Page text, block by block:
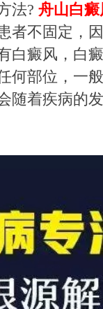
法? 舟山白
者不固定，
白癜风，白
何部位，一
随着疾病的